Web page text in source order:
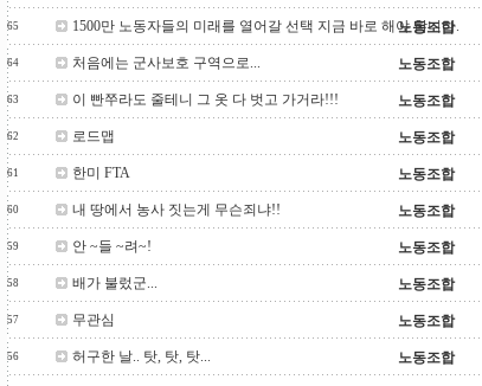
65 1500만 노동자들의 미래를 열어갈 선택 지금 바로 해야 합니다.
노동조합
64 처음에는 군사보호 구역으로... 노동조합
63 이 빤쭈라도 줄테니 그 옷 다 벗고 가거라!!! 노동조합
62 로드맵 노동조합
61 한미 FTA 노동조합
60 내 땅에서 농사 짓는게 무슨죄냐!! 노동조합
59 안 ~들 ~려~! 노동조합
58 배가 불렀군... 노동조합
57 무관심 노동조합
56 허구한 날.. 탓, 탓, 탓... 노동조합